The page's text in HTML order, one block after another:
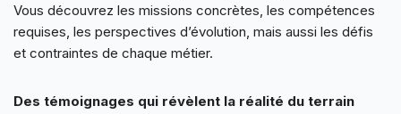
Vous découvrez les missions concrètes, les compétences
requises, les perspectives d’évolution, mais aussi les défis
et contraintes de chaque métier.
Des témoignages qui révèlent la réalité du terrain